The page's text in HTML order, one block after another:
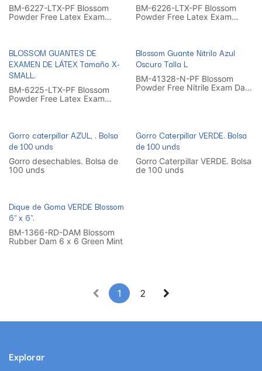
BM-6227-LTX-PF Blossom
Powder Free Latex Exam
BM-6226-LTX-PF Blossom
Powder Free Latex Exam
BLOSSOM GUANTES DE
EXAMEN DE LÁTEX Tamaño X-
SMALL.
BM-6225-LTX-PF Blossom
Powder Free Latex Exam
Blossom Guante Nitrilo Azul
Oscuro Talla L
BM-41328-N-PF Blossom
Powder Free Nitrile Exam Dark
Gorro caterpillar AZUL, . Bolsa
de 100 unds
Gorro desechables. Bolsa de
100 unds
Gorro Caterpillar VERDE. Bolsa
de 100 unds
Gorro Caterpillar VERDE. Bolsa
de 100 unds
Dique de Goma VERDE Blossom
6" x 6".
BM-1366-RD-DAM Blossom
Rubber Dam 6 x 6 Green Mint
1 2
Explorar